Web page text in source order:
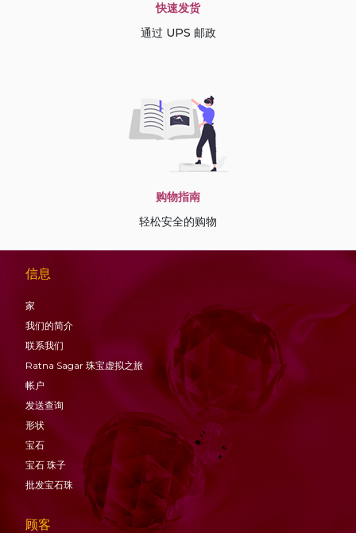
快速发货
通过 UPS 邮政
购物指南
轻松安全的购物
信息
家
我们的简介
联系我们
Ratna Sagar 珠宝虚拟之旅
帐户
发送查询
形状
宝石
宝石 珠子
批发宝石珠
顾客